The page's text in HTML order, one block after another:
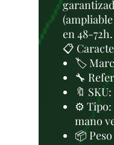
(ampliable
en 48-72h.
📋
🏷️
🔧
🔖
⚙️ Tipo:
mano
📦